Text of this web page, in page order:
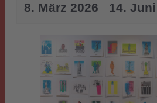
8. März 2026 14.